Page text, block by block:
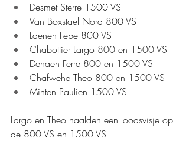
Desmet Sterre 1500 VS
Van Boxstael Nora 800 VS
Laenen Febe 800 VS
Chabottier Largo 800 en 1500 VS
Dehaen Ferre 800 en 1500 VS
Chafwehe Theo 800 en 1500 VS
Minten Paulien 1500 VS
Largo en Theo haalden een loodsvisje op
de 800 VS en 1500 VS